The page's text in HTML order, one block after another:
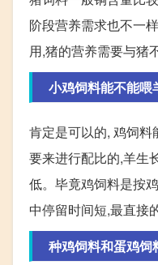
阶段营养需求也不一
用,猪的营养需要与猪
小鸡饲料能不能喂
肯定是可以的, 鸡饲
要来进行配比的,羊生
低。毕竟鸡饲料是按
中停留时间短,最直接
种鸡饲料和蛋鸡饲